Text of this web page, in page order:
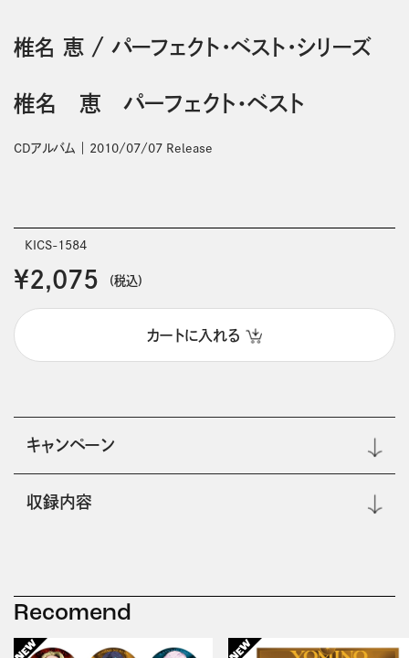
椎名 恵/ パーフェクト・ベスト・シリーズ
椎名 恵 パーフェクト・ベスト
CDアルバム 2010/07/07 Release
KICS-1584
￥2,075 (税込)
カートに入れる
キャンペーン
収録内容
Recomend